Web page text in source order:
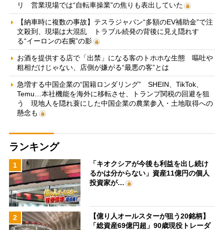
リ 営業現場では“自転車操業”の焦りも表出していた
【納車時に複数の事故】テスラジャパン“多額のEV補助金”で注
文殺到、現場は大混乱 トラブル続発の背後に見え隠れす
る“イーロンの右腕”の影
お酒を提供する店で「出禁」になる客のトホホな生態 嘔吐や
粗相だけじゃない、店側が嫌がる“最悪の客”とは
急増する中国企業の“国籍ロンダリング” SHEIN、TikTok、
Temu…本社機能を海外に移転させ、トランプ関税の回避を狙
う 現地人を隠れ蓑にした中国企業の農業参入・土地取得への
懸念も
ランキング
1
「キオクシアが今後も利益を出し続け
るかは分からない」資産11億円の個人
投資家が…
2
【億り人オールスターが狙う20銘柄】
「総資産69億円超」90歳現役トレーダ